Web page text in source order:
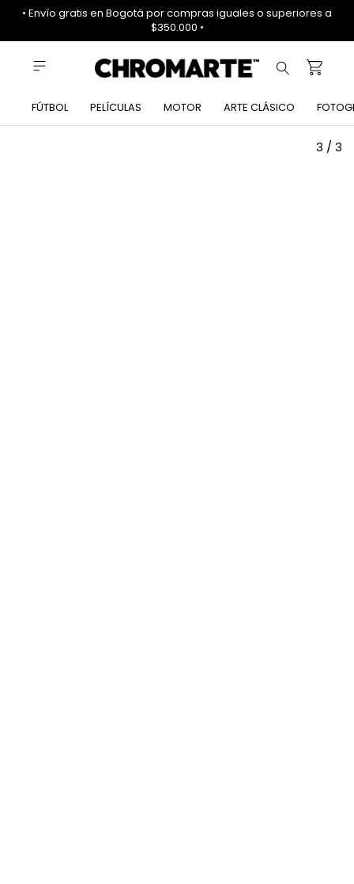
• Envío gratis en Bogotá por compras iguales o superiores a
$350.000 •
FÚTBOL PELÍCULAS MOTOR ARTE CLÁSICO
1 /3